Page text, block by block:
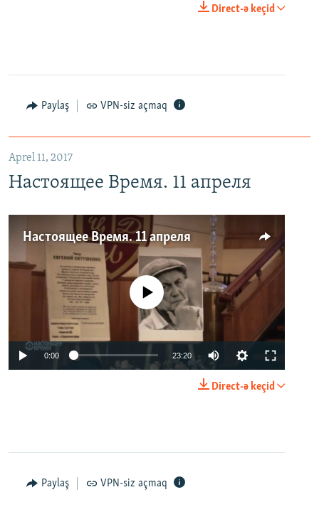
Direct-ə keçid
Paylaş VPN-siz açmaq
Aprel 11, 2017
Настоящее Время. 11 апреля
Настоящее Время. 11 апреля
No media source currently available
0:00 23:20
Direct-ə keçid
Paylaş VPN-siz açmaq